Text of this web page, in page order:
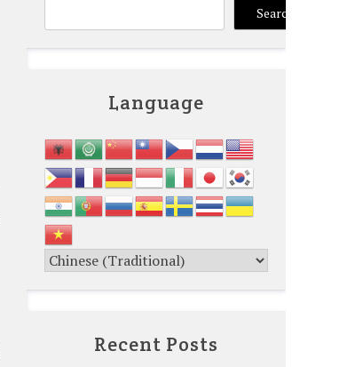
Search
Language
Recent Posts